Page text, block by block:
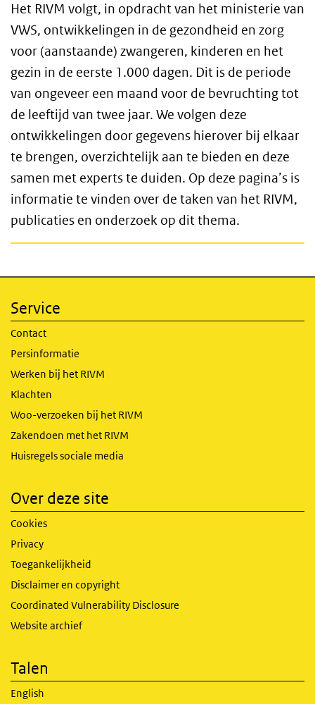
Het RIVM volgt, in opdracht van het ministerie van
VWS, ontwikkelingen in de gezondheid en zorg
voor (aanstaande) zwangeren, kinderen en het
gezin in de eerste 1.000 dagen. Dit is de periode
van ongeveer een maand voor de bevruchting tot
de leeftijd van twee jaar. We volgen deze
ontwikkelingen door gegevens hierover bij elkaar
te brengen, overzichtelijk aan te bieden en deze
samen met experts te duiden. Op deze pagina’s is
informatie te vinden over de taken van het RIVM,
publicaties en onderzoek op dit thema.
Service
Contact
Persinformatie
Werken bij het RIVM
Klachten
Woo-verzoeken bij het RIVM
Zakendoen met het RIVM
Huisregels sociale media
Over deze site
Cookies
Privacy
Toegankelijkheid
Disclaimer en copyright
Coordinated Vulnerability Disclosure
Website archief
Talen
English